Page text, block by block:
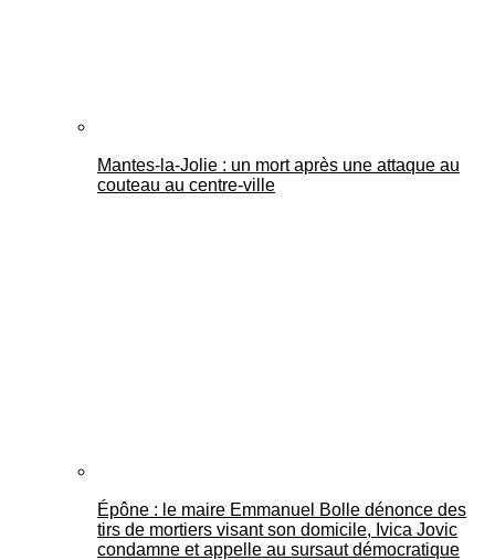
Mantes-la-Jolie : un mort après une attaque au
couteau au centre-ville
Épône : le maire Emmanuel Bolle dénonce des
tirs de mortiers visant son domicile, Ivica Jovic
condamne et appelle au sursaut démocratique